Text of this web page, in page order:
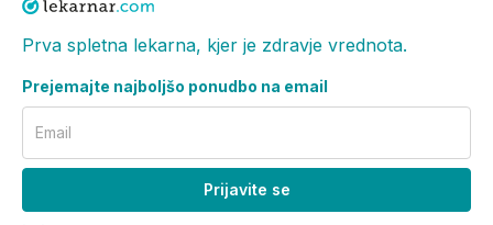
Opozorilo
Če imate vprašanje, se posvetujte s svojim
primeru preobčutljivosti na katerokoli sestavino
25°C. Hranite zunaj dosega otrok. Rok uporabe je
naveden na embalaži in dnu vsebnika.
Proizvajalec: SOFIBEL - Laboratoire Fumoze, 110-
Prva spletna lekarna, kjer je zdravje vrednota.
Prejemajte najboljšo ponudbo na email
Email
Prijavite se